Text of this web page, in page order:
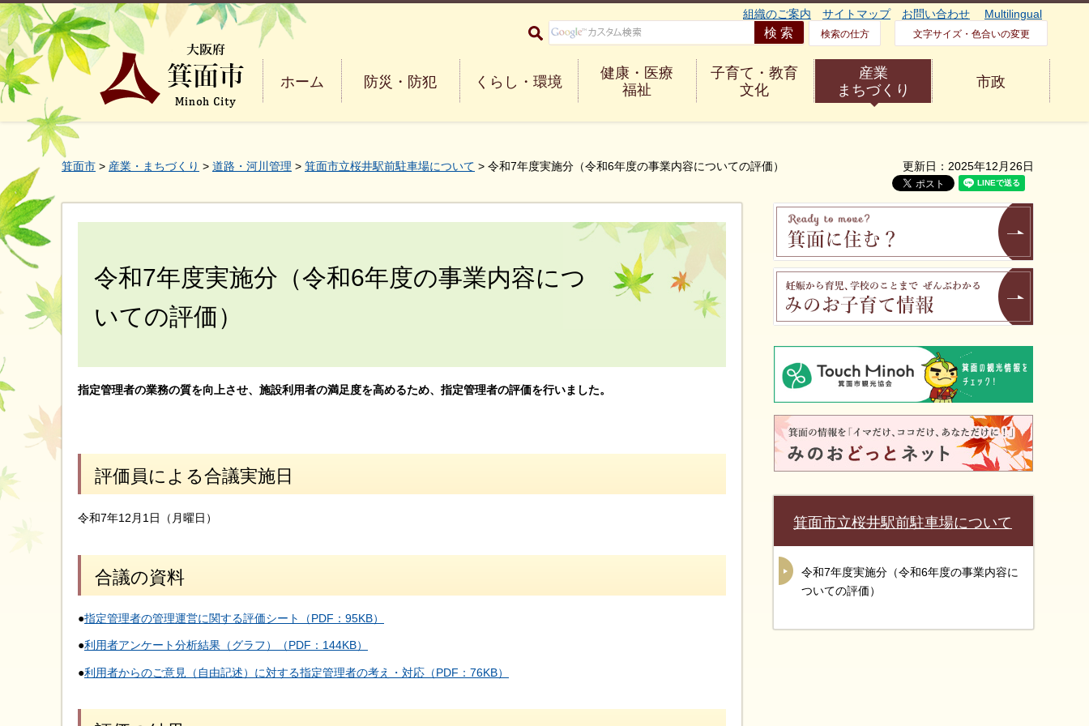
大阪府箕面市 Minoh City
組織のご案内 サイトマップ お問い合わせ Multilingual
検索の仕方 文字サイズ・色合いの変更
ホーム 防災・防犯 くらし・環境
健康・医療
福祉
子育て・教育
文化
産業
まちづくり
市政
箕面市 > 産業・まちづくり > 道路・河川管理 > 箕面市立桜井駅前駐車場について > 令和7年度実施分（令和6年度の事業内容についての評価） 更新日：2025年12月26日
令和7年度実施分（令和6年度の事業内容につ
いての評価）
指定管理者の業務の質を向上させ、施設利用者の満足度を高めるため、指定管理者の評価を行いました。
評価員による合議実施日
令和7年12月1日（月曜日）
合議の資料
●指定管理者の管理運営に関する評価シート（PDF：95KB）
●利用者アンケート分析結果（グラフ）（PDF：144KB）
●利用者からのご意見（自由記述）に対する指定管理者の考え・対応（PDF：76KB）
箕面市立桜井駅前駐車場について
令和7年度実施分（令和6年度の事業内容に
ついての評価）